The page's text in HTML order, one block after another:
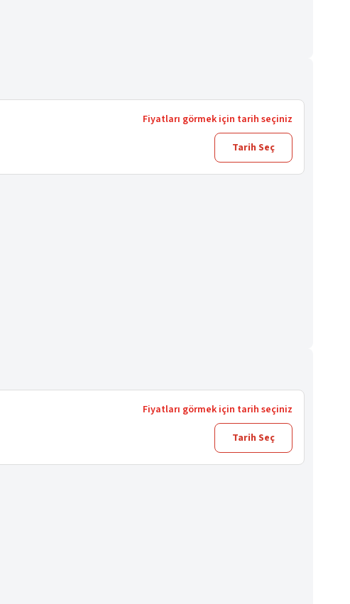
Fiyatları görmek için tarih seçiniz
Tarih Seç
Fiyatları görmek için tarih seçiniz
Tarih Seç